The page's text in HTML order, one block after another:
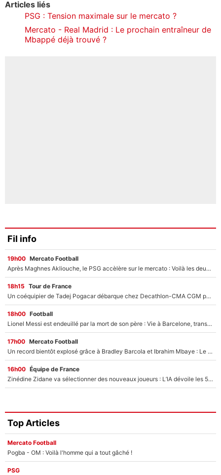
Articles liés
PSG : Tension maximale sur le mercato ?
Mercato - Real Madrid : Le prochain entraîneur de
Mbappé déjà trouvé ?
Fil info
19h00 Mercato Football
Après Maghnes Akliouche, le PSG accèlère sur le mercato : Voilà les deux nouvelles recrues qui vont signer la semaine prochaine ?
18h15 Tour de France
Un coéquipier de Tadej Pogacar débarque chez Decathlon-CMA CGM pour épauler Paul Seixas : «Mes meilleures années sont à venir»
18h00 Football
Lionel Messi est endeuillé par la mort de son père : Vie à Barcelone, transfert au PSG... voilà comment Jorge Messi a joué un rôle essentiel dans sa carrière !
17h00 Mercato Football
Un record bientôt explosé grâce à Bradley Barcola et Ibrahim Mbaye : Le PSG sur le point de réaliser un mercato historique ?
16h00 Équipe de France
Zinédine Zidane va sélectionner des nouveaux joueurs : L’IA dévoile les 5 cracks qui pourraient rapidement le rejoindre en équipe de France !
Top Articles
Mercato Football
Pogba - OM : Voilà l'homme qui a tout gâché !
PSG